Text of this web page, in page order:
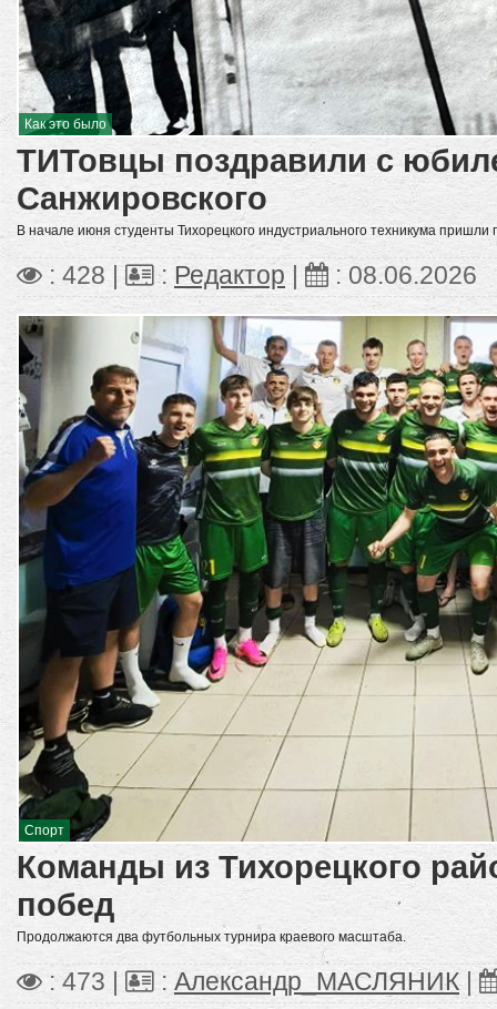
Как это было
ТИТовцы поздравили с
Санжировского
В начале июня студенты Тихорецкого индустриального техникума пришли
: 428 | : Редактор : 08.06.2026
Спорт
Команды из Тихорецкого
побед
Продолжаются два футбольных турнира краевого масштаба.
: 473 | : Александр_МАСЛЯНИК|